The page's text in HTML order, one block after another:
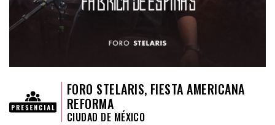
FORO STELARIS, FIESTA AMERICANA
REFORMA
CIUDAD DE MÉXICO